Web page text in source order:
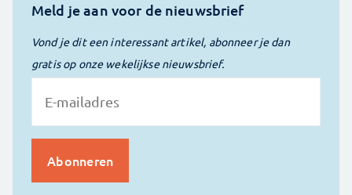
Meld je aan voor de nieuwsbrief
Vond je dit een interessant artikel, abonneer je dan
gratis op onze wekelijkse nieuwsbrief.